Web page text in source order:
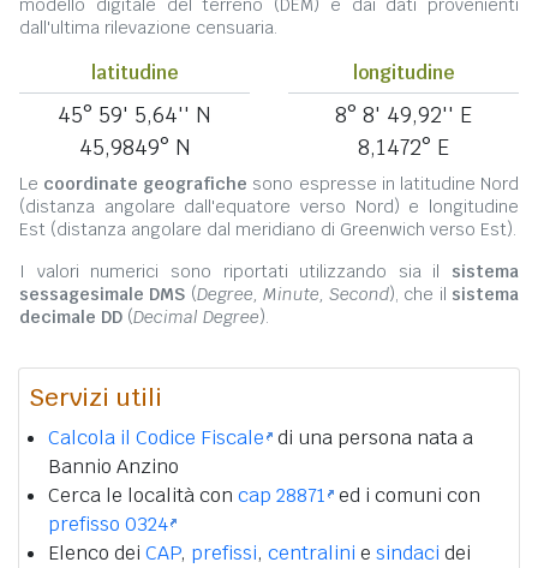
modello digitale del terreno (DEM) e dai dati provenienti
dall'ultima rilevazione censuaria.
latitudine
45° 59' 5,64'' N
45,9849° N
longitudine
8° 8' 49,92'' E
8,1472° E
Le coordinate geografiche sono espresse in latitudine Nord
(distanza angolare dall'equatore verso Nord) e longitudine
Est (distanza angolare dal meridiano di Greenwich verso Est).
I valori numerici sono riportati utilizzando sia il sistema
sessagesimale DMS (Degree, Minute, Second), che il sistema
decimale DD (Decimal Degree).
Servizi utili
Calcola il Codice Fiscale di una persona nata a
Bannio Anzino
Cerca le località con cap 28871 ed i comuni con
prefisso 0324
Elenco dei CAP, prefissi, centralini e sindaci dei